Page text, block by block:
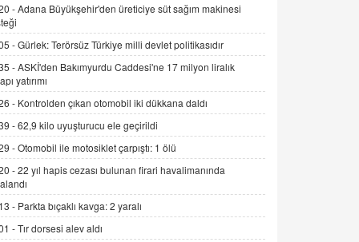
Esed Destekçilerinin Yüzüne Vurulan
Şamar: Sednaya
11.12.2024 12:30
DR. EKREM ASLAN
Gerçek Ne, Algı Ne? "Beraber
Yürüyoruz" Cümlesinin Peşinden
19.07.2025 12:45
Şifacının Yolu
04.11.2025 12:56
-Adana Büyükşehir'den üreticiye süt sağım makinesi
-Gürlek: Terörsüz Türkiye milli devlet politikasıdır
-ASKİ'den Bakımyurdu Caddesi'ne 17 milyon liralık
yatırımı
- Kontrolden çıkan otomobil iki dükkana daldı
-62,9 kilo uyuşturucu ele geçirildi
-Otomobil ile motosiklet çarpıştı: 1 ölü
-22 yıl hapis cezası bulunan firari havalimanında
- Parkta bıçaklı kavga: 2 yaralı
-Tır dorsesi alev aldı